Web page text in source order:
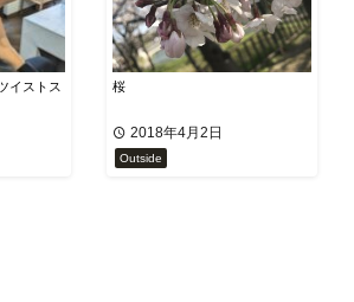
イストス
桜
2018年4月2日
Outside